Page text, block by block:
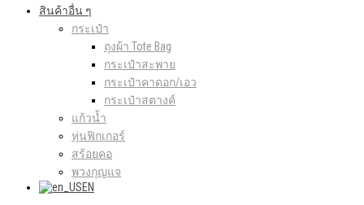
สินค้าอื่น ๆ
กระเป๋า
ถุงผ้า Tote Bag
กระเป๋าสะพาย
กระเป๋าคาดอก/เอว
กระเป๋าสตางค์
แก้วน้ำ
หุ่นฟิกเกอร์
สร้อยคอ
พวงกุญแจ
EN